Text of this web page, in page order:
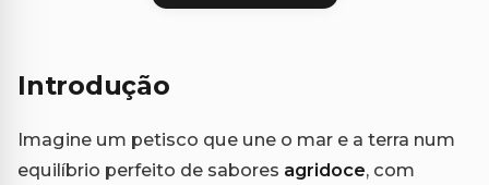
Introdução
Imagine um petisco que une o mar e a terra num
equilíbrio perfeito de sabores agridoce, com